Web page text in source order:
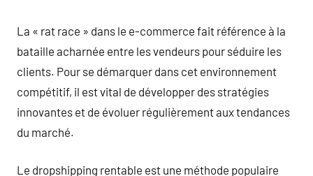
La « rat race » dans le e-commerce fait référence à la
bataille acharnée entre les vendeurs pour séduire les
clients. Pour se démarquer dans cet environnement
compétitif, il est vital de développer des stratégies
innovantes et de évoluer régulièrement aux tendances
du marché.
Le dropshipping rentable est une méthode populaire